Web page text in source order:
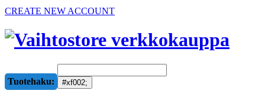
CREATE NEW ACCOUNT
Tuotehaku: